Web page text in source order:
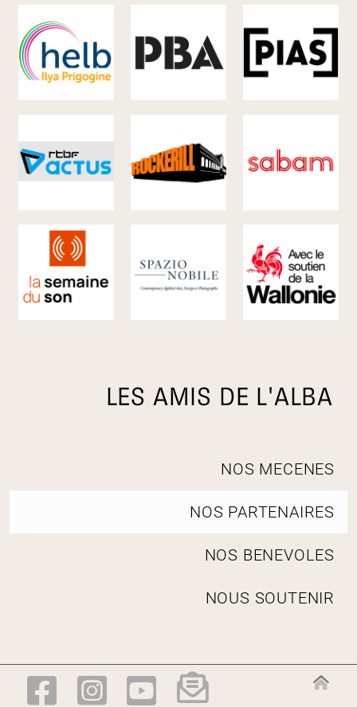
LES AMIS DE L'ALBA
NOS MECENES
NOS PARTENAIRES
NOS BENEVOLES
NOUS SOUTENIR